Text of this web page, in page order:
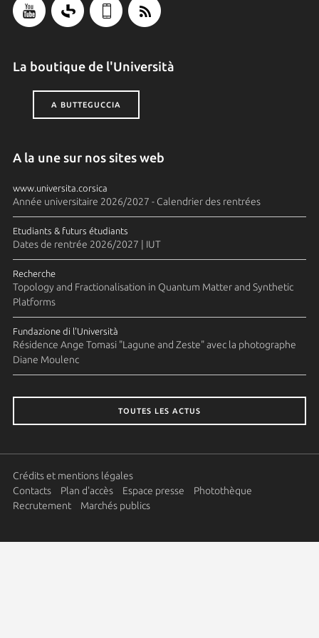
La boutique de l'Università
A BUTTEGUCCIA
A la une sur nos sites web
www.universita.corsica
Année universitaire 2026/2027 - Calendrier des rentrées
Etudiants & futurs étudiants
Dates de rentrée 2026/2027 | IUT
Recherche
Topology and Fractionalisation in Quantum Matter and Synthetic
Platforms
Fundazione di l'Università
Résidence Ange Tomasi "Lagune and Zeste" avec la photographe
Diane Moulenc
TOUTES LES ACTUS
Crédits et mentions légales
Contacts
Plan d'accès Espace presse
Photothèque
Recrutement
Marchés publics